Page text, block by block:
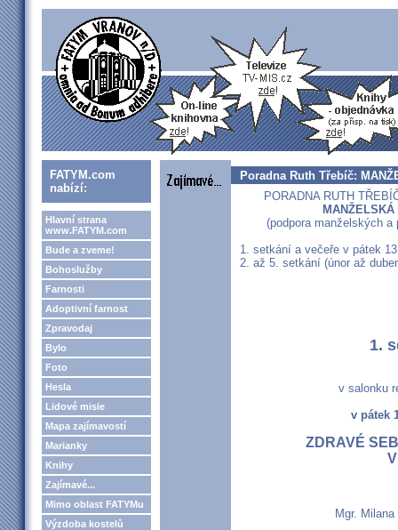
FATYM.com
nabízí:
Hlavní strana
www.FATYM.com
Bude a zveme!
Bohoslužby
Farnosti
Adoptivní farnost
Zpravodaj
Bylo
Foto
Hesla
Lidové misie
Mapa zajímavostí
Marianky
Knihy
Zajímavé...
Mimo oblast FATYMu
Výzdoba kostelů
Poradna Ruth Třebíč:
PORADNA RUTH
(podpora manželských a
1. setkání a večeře v pátek
2. až 5. setkání (únor až
1.
v salonku
v pátek
ZDRAVÉ
Mgr.